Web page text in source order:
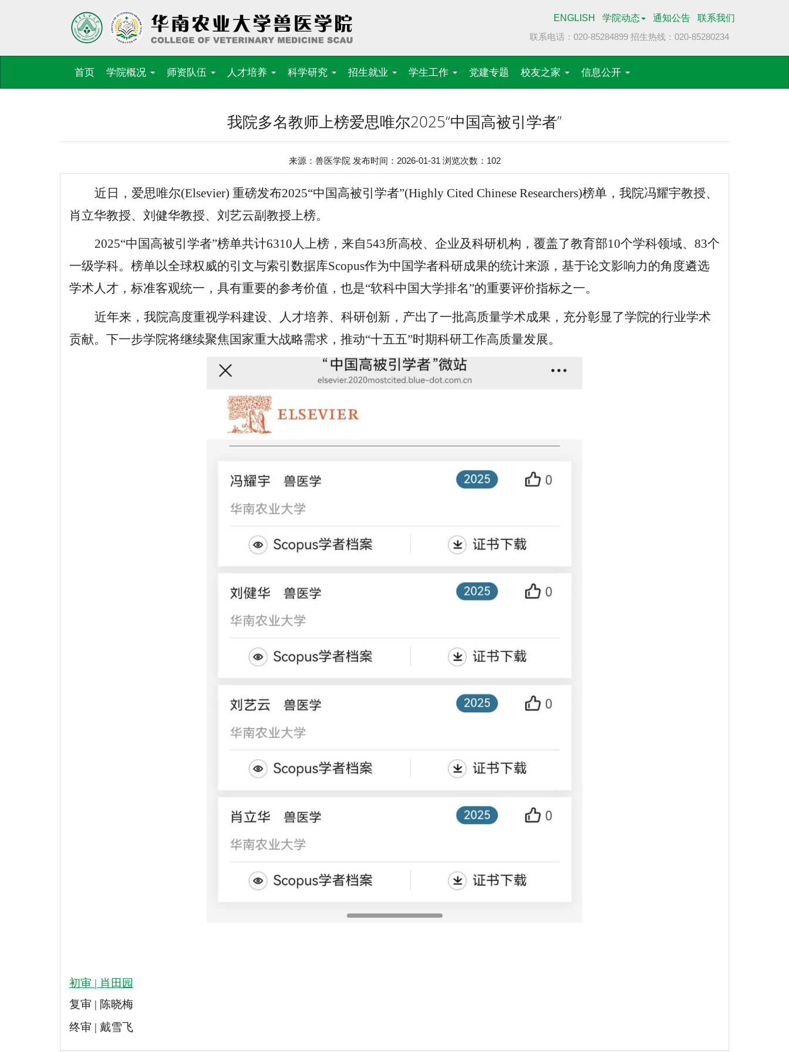
ENGLISH 学院动态 通知公告
联系我们
联系电话：020-85284899 招生热线：020-85280234
首页 学院概况 师资队伍 人才培养 科学研究 招生就业 学生工作 党建专题 校友之家 信息公开
我院多名教师上榜爱思唯尔2025“中国高被引学者”
来源：兽医学院 发布时间：2026-01-31 浏览次数： 102
近日，爱思唯尔(Elsevier) 重磅发布2025“中国高被引学者”(Highly Cited Chinese Researchers)榜单，我院冯耀宇教授、
肖立华教授、刘健华教授、刘艺云副教授上榜。
2025“中国高被引学者”榜单共计6310人上榜，来自543所高校、企业及科研机构，覆盖了教育部10个学科领域、83个
一级学科。榜单以全球权威的引文与索引数据库Scopus作为中国学者科研成果的统计来源，基于论文影响力的角度遴选
学术人才，标准客观统一，具有重要的参考价值，也是“软科中国大学排名”的重要评价指标之一。
近年来，我院高度重视学科建设、人才培养、科研创新，产出了一批高质量学术成果，充分彰显了学院的行业学术
贡献。下一步学院将继续聚焦国家重大战略需求，推动“十五五”时期科研工作高质量发展。
初审 | 肖田园
复审 | 陈晓梅
终审 | 戴雪飞